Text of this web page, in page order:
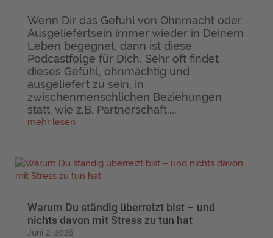
Wenn Dir das Gefühl von Ohnmacht oder
Ausgeliefertsein immer wieder in Deinem
Leben begegnet, dann ist diese
Podcastfolge für Dich. Sehr oft findet
dieses Gefühl, ohnmächtig und
ausgeliefert zu sein, in
zwischenmenschlichen Beziehungen
statt, wie z.B. Partnerschaft....
mehr lesen
Warum Du ständig überreizt bist – und
nichts davon mit Stress zu tun hat
Juni 2, 2026